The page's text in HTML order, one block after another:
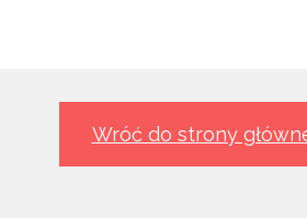
Wróć do strony